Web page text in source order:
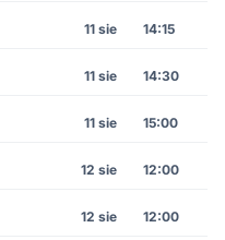
11 sie 14:15
11 sie 14:30
11 sie 15:00
12 sie 12:00
12 sie 12:00